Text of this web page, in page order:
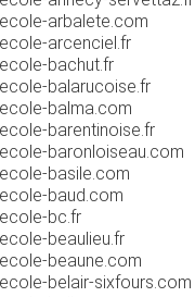
arbalete.com
arcenciel.fr
bachut.fr
balarucoise.fr
balma.com
barentinoise.fr
baronloiseau.com
basile.com
baud.com
bc.fr
beaulieu.fr
beaune.com
belair-sixfours.com